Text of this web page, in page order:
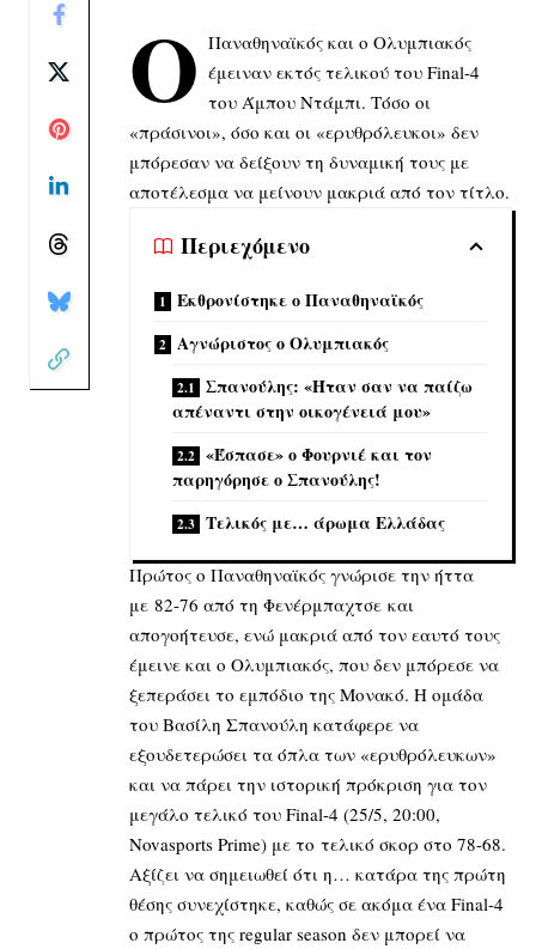
Ο Παναθηναϊκός και ο Ολυμπιακός
έμειναν εκτός τελικού του Final-4
του Άμπου Ντάμπι. Τόσο οι
«πράσινοι», όσο και οι «ερυθρόλευκοι» δεν
μπόρεσαν να δείξουν τη δυναμική τους με
αποτέλεσμα να μείνουν μακριά από τον τίτλο.
Περιεχόμενο
Εκθρονίστηκε ο Παναθηναϊκός
Αγνώριστος ο Ολυμπιακός
Σπανούλης: «Ήταν σαν να παίζω
απέναντι στην οικογένειά μου»
«Έσπασε» ο Φουρνιέ και τον
παρηγόρησε ο Σπανούλης!
Τελικός με… άρωμα Ελλάδας
Πρώτος ο Παναθηναϊκός γνώρισε την ήττα
με 82-76 από τη Φενέρμπαχτσε και
απογοήτευσε, ενώ μακριά από τον εαυτό τους
έμεινε και ο Ολυμπιακός, που δεν μπόρεσε να
ξεπεράσει το εμπόδιο της Μονακό. Η ομάδα
του Βασίλη Σπανούλη κατάφερε να
εξουδετερώσει τα όπλα των «ερυθρόλευκων»
και να πάρει την ιστορική πρόκριση για τον
μεγάλο τελικό του Final-4 (25/5, 20:00,
Novasports Prime) με το τελικό σκορ στο 78-68.
Αξίζει να σημειωθεί ότι η… κατάρα της πρώτη
θέσης συνεχίστηκε, καθώς σε ακόμα ένα Final-4
ο πρώτος της regular season δεν μπορεί να